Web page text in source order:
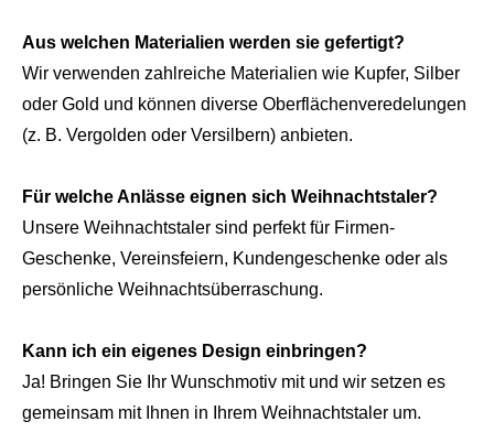
Aus welchen Materialien werden sie gefertigt?
Wir verwenden zahlreiche Materialien wie Kupfer, Silber
oder Gold und können diverse Oberflächenveredelungen
(z. B. Vergolden oder Versilbern) anbieten.
Für welche Anlässe eignen sich Weihnachtstaler?
Unsere Weihnachtstaler sind perfekt für Firmen-
Geschenke, Vereinsfeiern, Kundengeschenke oder als
persönliche Weihnachtsüberraschung.
Kann ich ein eigenes Design einbringen?
Ja! Bringen Sie Ihr Wunschmotiv mit und wir setzen es
gemeinsam mit Ihnen in Ihrem Weihnachtstaler um.